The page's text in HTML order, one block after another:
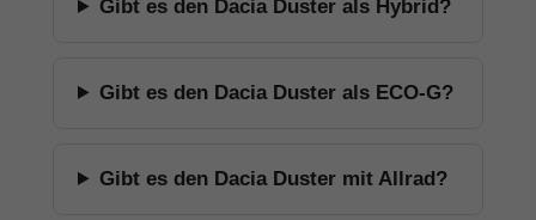
Gibt es den Dacia Duster als Hybrid?
Gibt es den Dacia Duster als ECO-G?
Gibt es den Dacia Duster mit Allrad?